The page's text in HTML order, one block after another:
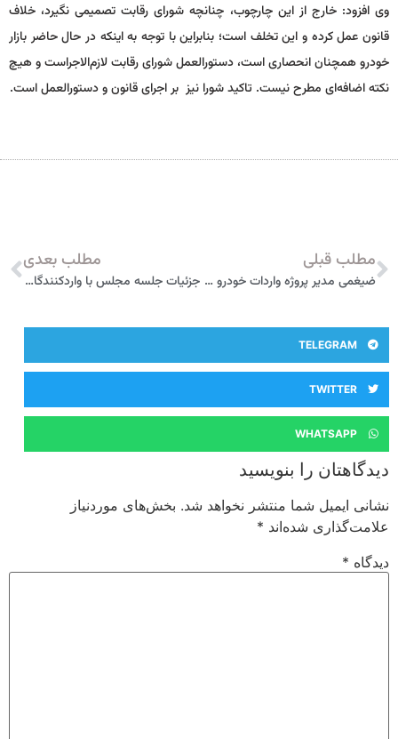
وی افزود: خارج از این چارچوب، چنانچه شورای رقابت تصمیمی نگیرد، خلاف
قانون عمل کرده و این تخلف است؛ بنابراین با توجه به اینکه در حال حاضر بازار
خودرو همچنان انحصاری است، دستورالعمل شورای رقابت لازم‌الاجراست و هیچ
نکته اضافه‌ای مطرح نیست. تاکید شورا نیز بر اجرای قانون و دستورالعمل است.
مطلب قبلی
ضیغمی مدیر پروژه واردات خودرو شد
مطلب بعدی
جزئیات جلسه مجلس با واردکنندگان خودرو در خصوص واردات خودروهای دست دوم
TELEGRAM
TWITTER
WHATSAPP
دیدگاهتان را بنویسید
نشانی ایمیل شما منتشر نخواهد شد. بخش‌های موردنیاز
علامت‌گذاری شده‌اند*
دیدگاه*